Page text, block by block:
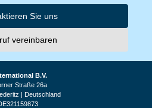
Sie uns
vereinbaren
B.V.
Straße 26a
| Deutschland